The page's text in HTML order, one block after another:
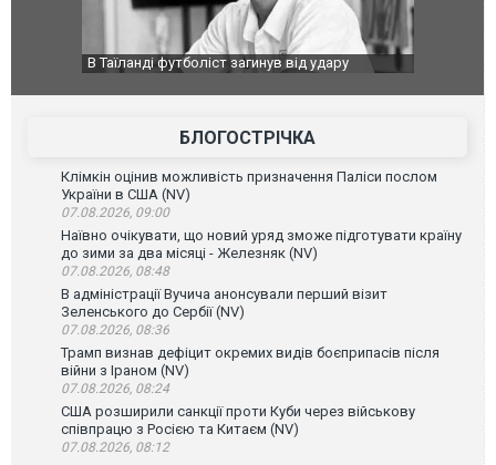
Топпосадовцю Повітряних Сил вручили нову
Сили
атаку.
БЛОГОСТРІЧКА
Клімкін оцінив можливість призначення Паліси послом
України в США (NV)
07.08.2026, 09:00
Наївно очікувати, що новий уряд зможе підготувати країну
до зими за два місяці - Железняк (NV)
07.08.2026, 08:48
В адміністрації Вучича анонсували перший візит
Зеленського до Сербії (NV)
07.08.2026, 08:36
Трамп визнав дефіцит окремих видів боєприпасів після
війни з Іраном (NV)
07.08.2026, 08:24
США розширили санкції проти Куби через військову
співпрацю з Росією та Китаєм (NV)
07.08.2026, 08:12